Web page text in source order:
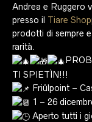
Andrea e Ruggero
presso il Tiare
prodotti di sempre
rarità.
TI SPIETÌN!!!
Friûlpoint –
1 – 26
Aperto tutti i